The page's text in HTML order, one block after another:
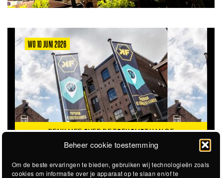
Beheer cookie toestemming
Om de beste ervaringen te bieden, gebruiken wij technologieën zoals
cookies om informatie over je apparaat op te slaan en/of te
WO 10 JUNI 2026
DENK MEE OVER DE TOEKOMST VAN DE
KROEPOEKFABRIEK